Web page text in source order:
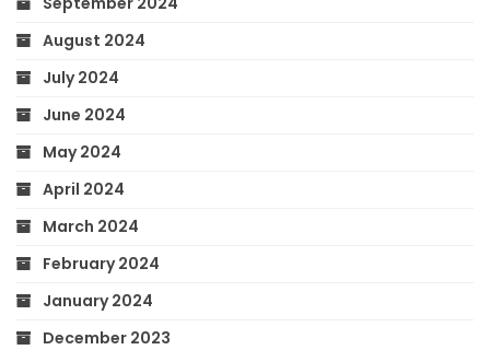
August 2024
July 2024
June 2024
May 2024
April 2024
March 2024
February 2024
January 2024
December 2023